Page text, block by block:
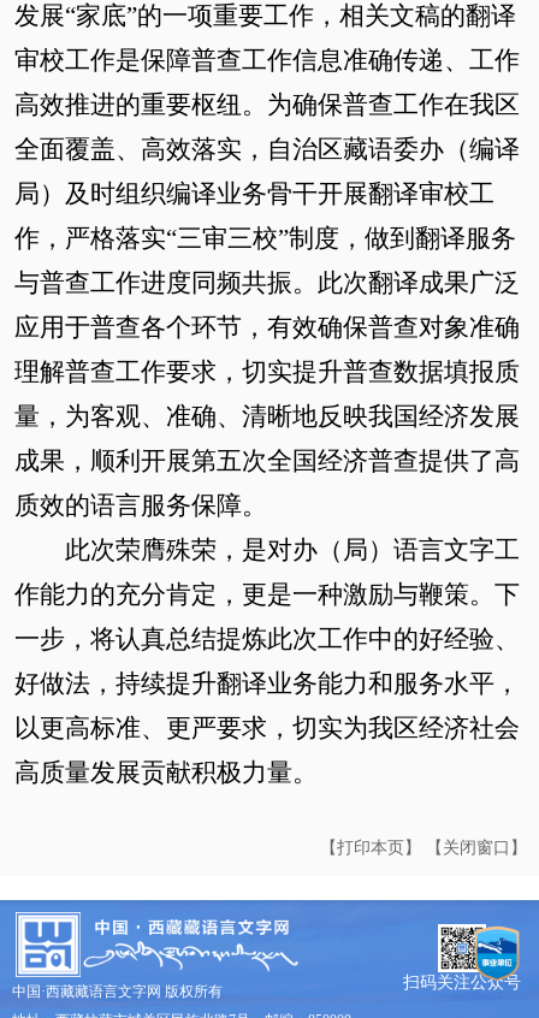
发展“家底”的一项重要工作 ， 相关文稿的翻译
审校工作是保障普查工作信息准确传递、 工作
高效推进的重要枢纽 。 为确保普查工作在我区
全面覆盖、高效落实 ， 自治区藏语委办（编译
局） 及时组织编译业务骨干开展翻译审校工
作，严格落实“三审三校”制度，做到翻译服务
与普查工作进度同频共振。此次翻译成果广泛
应用于普查各个环节，有效确保普查对象准确
理解普查工作要求，切实提升普查数据填报质
量，为客观、准确、清晰地反映我国经济发展
成果，顺利开展第五次全国经济普查提供了高
质效的语言服务保障。
此次荣膺殊荣，是对办（局）语言文字工
作能力的充分肯定，更是一种激励与鞭策。下
一步，将认真总结提炼此次工作中的好经验、
好做法，持续提升翻译业务能力和服务水平，
以更高标准、 更严要求 ，切实为我区经济社会
高质量发展贡献积极力量。
【打印本页】 【关闭窗口】
中国·西藏藏语言文字网 版权所有
扫码关注公众号